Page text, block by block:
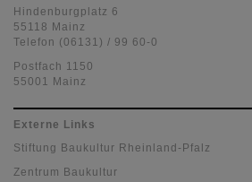
Hindenburgplatz 6
55118 Mainz
Telefon (06131) / 99 60-0
Postfach 1150
55001 Mainz
Externe Links
Stiftung Baukultur Rheinland-Pfalz
Zentrum Baukultur